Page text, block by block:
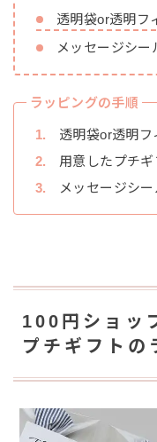
透明袋or透明フ
メッセージシー
ラッピングの手順
透明袋or透明フ
用意したプチ
メッセージシ
100円ショッ
プチギフトの